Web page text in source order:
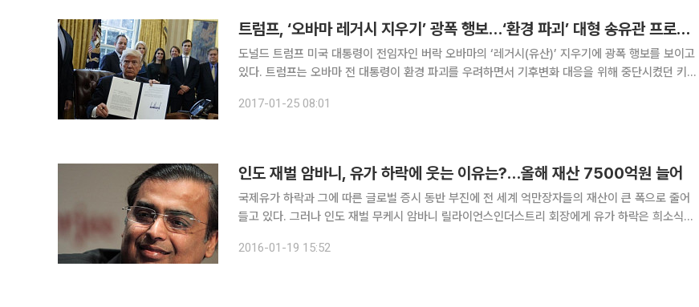
트럼프, ‘오바마 레거시 지우기’ 광폭 행보…‘환경 파괴’ 대형 송유관 프로젝트 빗장 열어
도널드 트럼프 미국 대통령이 전임자인 버락 오바마의 ‘레거시(유산)’ 지우기에 광폭 행보를 보이고
있다. 트럼프는 오바마 전 대통령이 환경 파괴를 우려하면서 기후변화 대응을 위해 중단시켰던 키스
2017-01-25 08:01
인도 재벌 암바니, 유가 하락에 웃는 이유는?…올해 재산 7500억원 늘어
국제유가 하락과 그에 따른 글로벌 증시 동반 부진에 전 세계 억만장자들의 재산이 큰 폭으로 줄어
들고 있다. 그러나 인도 재벌 무케시 암바니 릴라이언스인더스트리 회장에게 유가 하락은 희소식과
2000만 달러(약 7500억원) 증가했다. 이는 블룸버그억만장자지수
2016-01-19 15:52